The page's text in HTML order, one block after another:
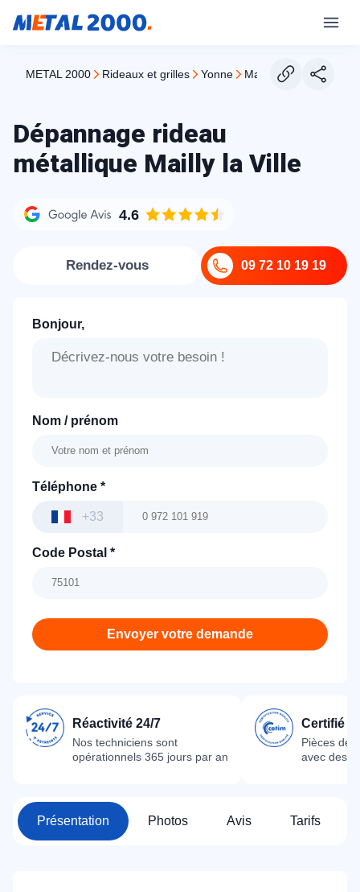
METAL 2000 rideaux et grilles yonne mailly la ville
Dépannage rideau
métallique Mailly la Ville
4.6
09 72 10 19 19
Rendez-vous
Bonjour,
Nom / prénom
Téléphone *
+33
Code Postal *
Envoyer votre demande
Réactivité 24/7
Nos techniciens sont
opérationnels 365 jours par an
Certifié
Pièces
avec des
Présentation Photos Avis Tarifs